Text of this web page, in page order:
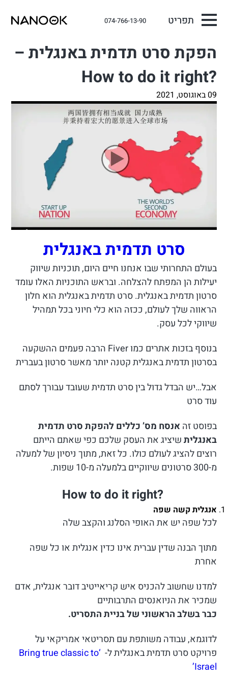
תפריט 074-766-13-90
הפקת סרט תדמית באנגלית –
?How to do it right
09 באוגוסט, 2021
סרט תדמית באנגלית
בעולם התחרותי שבו אנחנו חיים היום, תוכניות שיווק
יעילות הן המפתח להצלחה. ובראש התוכניות האלו עומד
סרטון תדמית באנגלית. סרט תדמית באנגלית הוא חלון
הראווה שלך לעולם, ככזה הוא כלי חיוני בכל תמהיל
שיווקי לכל עסק.
בנוסף בזכות אתרים כמו Fiver הרבה פעמים ההשקעה
בסרטון תדמית באנגלית קטנה יותר מאשר סרטון בעברית
אבל…יש הבדל גדול בין סרט תדמית שעובד עבורך לסתם
עוד סרט
בפוסט זהאנסח מס’ כללים להפקת סרט תדמית
באנגליתשיציג את העסק שלכם כפי שאתם הייתם
רוצים להציג לעולם כולו. כל זאת, מתוך ניסיון של למעלה
מ-300 סרטונים שיווקיים בלמעלה מ-10 שפות.
?How to do it right
אנגלית קשה שפה
לכל שפה יש את האופי הסלנג והקצב שלה
מתוך הבנה שדין עברית אינו כדין אנגלית או כל שפה
אחרת
למדנו שחשוב להכניס איש קריאייטיב דובר אנגלית, אדם
שמכיר את הניואנסים התרבותיים
כבר בשלב הראשוני של בניית התסריט.
לדוגמא, עבודה משותפת עם תסריטאי אמריקאי על
פרויקט סרט תדמית באנגלית ל- ‘Bring true classic to
Israel’